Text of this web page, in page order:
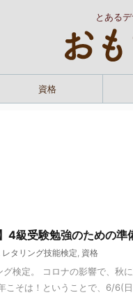
とある
資格
4級受験勉強のための準
レタリング技能検定, 資格
検定。 コロナの影響で、秋
こそは！ということで、6/6(